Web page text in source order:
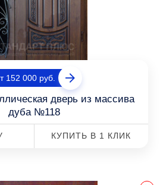
152 000 руб.
дверь из массива
дуба №118
КУПИТЬ В 1 КЛИК